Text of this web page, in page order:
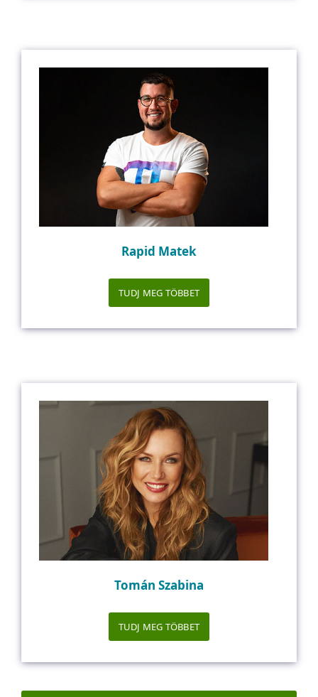
Rapid Matek
TUDJ MEG TÖBBET
Tomán Szabina
TUDJ MEG TÖBBET